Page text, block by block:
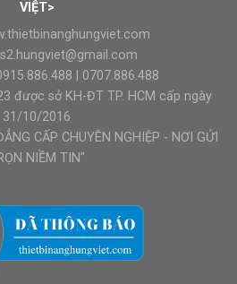
VIỆT>
0707.886.488
được sở KH-ĐT TP. HCM cấp ngày
31/10/2016
CẤP CHUYÊN NGHIỆP - NƠI GỬI
NIỀM TIN"